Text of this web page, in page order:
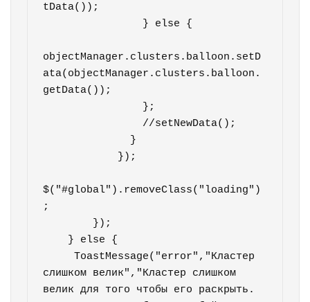
tData());
objectManager.clusters.balloon.setD
ata(objectManager.clusters.balloon.
getData());
$("#global").removeClass("loading")
;
     ToastMessage("error","Кластер
слишком велик","Кластер слишком
велик для того чтобы его раскрыть.